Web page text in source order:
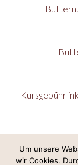
Kursgebühr
Internetkonzept &
Um unsere
wir Cookies.